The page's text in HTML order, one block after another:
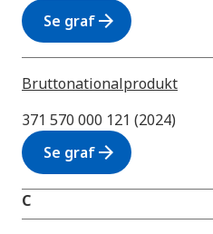
Se grafarrow_forward
Bruttonationalprodukt
371 570 000 121 (2024)
Se grafarrow_forward
C